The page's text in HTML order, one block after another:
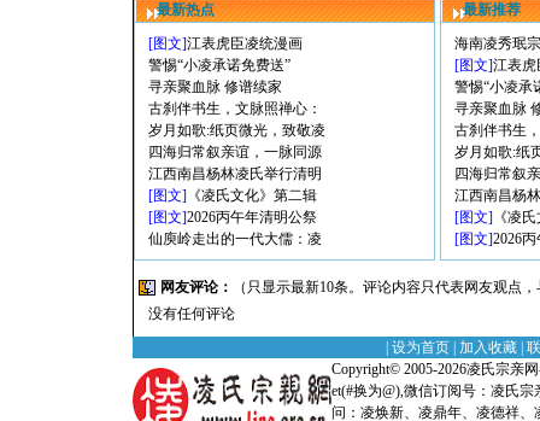
最新热点
最新推荐
[图文]江表虎臣凌统漫画
警惕“小凌承诺免费送”
寻亲聚血脉 修谱续家
古刹伴书生，文脉照禅心：
岁月如歌:纸页微光，致敬凌
四海归常叙亲谊，一脉同源
江西南昌杨林凌氏举行清明
[图文] 《凌氏文化》第二辑
[图文]2026丙午年清明公祭
仙庾岭走出的一代大儒：凌
海南凌秀珉
[图文]江表虎
警惕“小凌承
寻亲聚血脉
古刹伴书生
岁月如歌:纸
四海归常叙
江西南昌杨
[图文] 《凌
[图文]2026
网友评论：
（只显示最新10条。评论内容只代表网友观点
没有任何评论
设为首页| 加入收藏|
Copyright© 2005-2026凌氏宗亲
et(#换为@),微信订阅号：凌氏
问：凌焕新、凌鼎年、凌德祥